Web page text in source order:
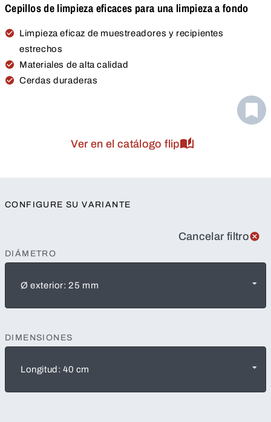
Cepillos de limpieza eficaces para una limpieza a fondo
Limpieza eficaz de muestreadores y recipientes
estrechos
Materiales de alta calidad
Cerdas duraderas
Ver en el catálogo flip
CONFIGURE SU VARIANTE
Cancelar filtro
DIÁMETRO
Ø exterior: 25 mm
DIMENSIONES
Longitud: 40 cm